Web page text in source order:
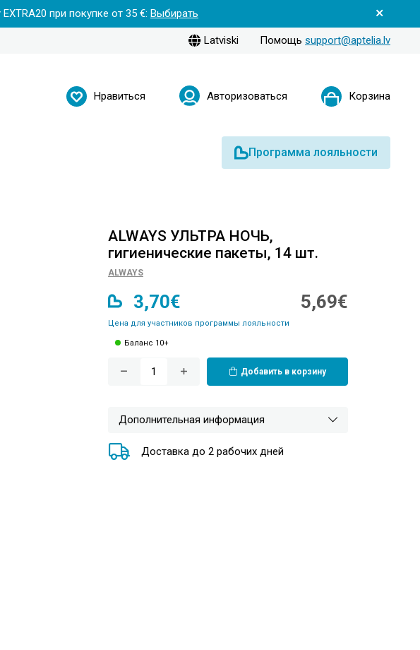
при покупке от 35 €: Выбирать
Latviski Помощь support@aptelia.lv
Нравиться Авторизоваться Корзина
Программа лояльности
ALWAYS УЛЬТРА НОЧЬ,
гигиенические пакеты, 14 шт.
ALWAYS
3,70€
Цена для участников программы лояльности
5,69€
Баланс 10+
Добавить в корзину
Дополнительная информация
Доставка до 2 рабочих дней